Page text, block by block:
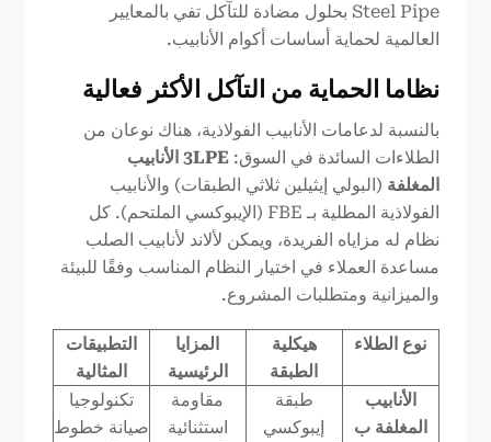
Steel Pipe بحلول مضادة للتآكل تفي بالمعايير
العالمية لحماية أساسات أكوام الأنابيب.
نظاما الحماية من التآكل الأكثر فعالية
بالنسبة لدعامات الأنابيب الفولاذية، هناك نوعان من
الطلاءات السائدة في السوق:3LPE الأنابيب
المغلفة (البولي إيثيلين ثلاثي الطبقات) والأنابيب
الفولاذية المطلية بـ FBE (الإيبوكسي الملتحم). كل
نظام له مزاياه الفريدة، ويمكن لألاند لأنابيب الصلب
مساعدة العملاء في اختيار النظام المناسب وفقًا للبيئة
والميزانية ومتطلبات المشروع.
نوع الطلاء
هيكلية
الطبقة
المزايا
الرئيسية
التطبيقات
المثالية
الأنابيب
المغلفة ب
طبقة
إيبوكسي
مقاومة
استثنائية
تكنولوجيا
صيانة خطوط